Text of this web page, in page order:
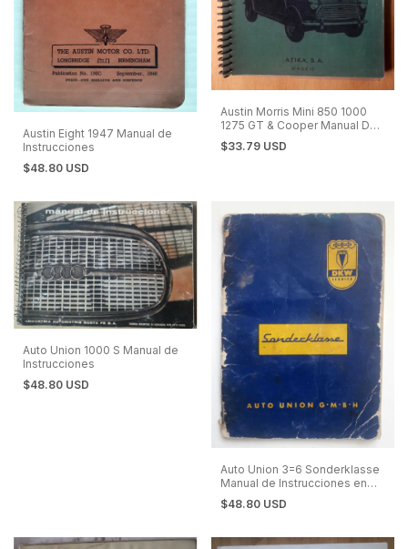
Austin Eight 1947 Manual de
Instrucciones
$48.80 USD
Austin Morris Mini 850 1000
1275 GT & Cooper Manual De
Reparaciones en Español
$33.79 USD
Auto Union 1000 S Manual de
Instrucciones
$48.80 USD
Auto Union 3=6 Sonderklasse
Manual de Instrucciones en
Español
$48.80 USD